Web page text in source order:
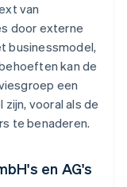
van
door externe
businessmodel,
kan de
een
vooral als de
te benaderen.
en AG's